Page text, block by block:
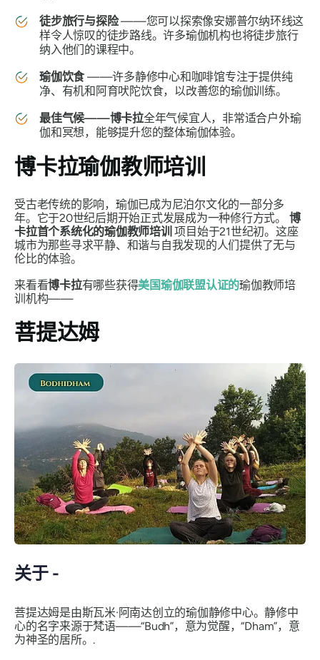
徒步旅行与探险——您可以探索像安娜普尔纳环线这
样令人惊叹的徒步路线。许多瑜伽机构也将徒步旅行
纳入他们的课程中。
瑜伽饮食——许多静修中心和咖啡馆专注于提供纯
净、有机和阿育吠陀饮食，以改善您的瑜伽训练。
最佳气候——博卡拉全年气候宜人，非常适合户外瑜
伽和冥想，能够提升您的整体瑜伽体验。
博卡拉瑜伽教师培训
受古老传统的影响，瑜伽已成为尼泊尔文化的一部分多
年。它于20世纪后期开始正式发展成为一种修行方式。 博
卡拉首个系统化的瑜伽教师培训 项目始于21世纪初。这座
城市为那些寻求平静、和谐与自我发现的人们提供了无与
伦比的体验。
来看看博卡拉有哪些获得美国瑜伽联盟认证的瑜伽教师培
训机构——
菩提达姆
关于 -
菩提达姆是由斯瓦米·阿南达创立的瑜伽静修中心。静修中
心的名字来源于梵语——“Budh”，意为觉醒，“Dham”，意
为神圣的居所。.